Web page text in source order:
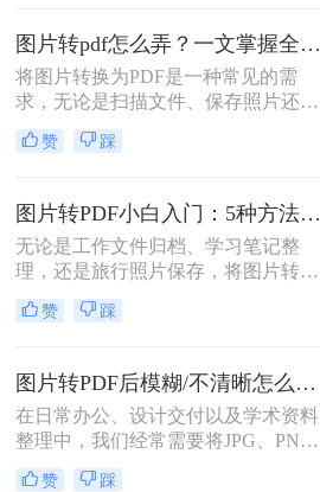
片到PDF的转换。
图片转pdf怎么弄？一文掌握全平台方法！
将图片转换为PDF是一种常见的需
求，无论是扫描文件、保存照片还是
整理资料，PDF格式都能更好地保证
内容的完整性和兼容性。那么图片转
机、在线工具等多种转换方法，总有
一种适合你！
赞 踩
图片转PDF小白入门：5种方法从最简单到最专业逐步升级！
无论是工作文件归档、学习笔记整
理，还是旅行照片保存，将图片转换
为PDF都能让内容更规范、更易分
享。那么如何图片转pdf呢？本文提供
5种常用方法，3分钟即可学会！
赞 踩
图片转PDF后模糊/不清晰怎么办？三种有效方法帮你解决！
在日常办公、设计交付以及学术资料
整理中，我们经常需要将JPG、PNG
等格式的图片合并转换为PDF文档。
赞 踩